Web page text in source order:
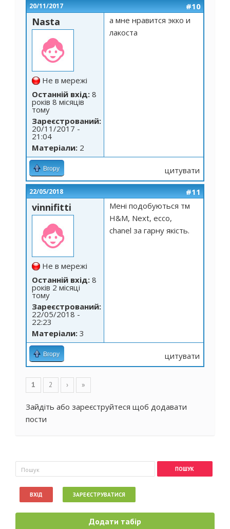
20/11/2017 #10
Nasta
Не в мережі
Останній вхід: 8
років 8 місяців
тому
Зареєстрований:
20/11/2017 -
21:04
Матеріали: 2
а мне нравится экко и
лакоста
Вгору цитувати
22/05/2018 #11
vinnifitti
Не в мережі
Останній вхід: 8
років 2 місяці
тому
Зареєстрований:
22/05/2018 -
22:23
Матеріали: 3
Мені подобуються тм
H&M, Next, ecco,
chanel за гарну якість.
Вгору цитувати
Сторінки
1 2 › »
Зайдіть або зареєструйтеся щоб додавати
пости
Пошукова форма
Пошук
ВХІД ЗАРЕЄСТРУВАТИСЯ
Додати табір